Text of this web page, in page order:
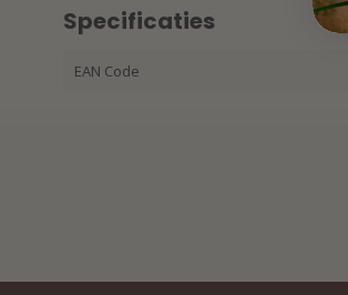
Specificaties
EAN Code